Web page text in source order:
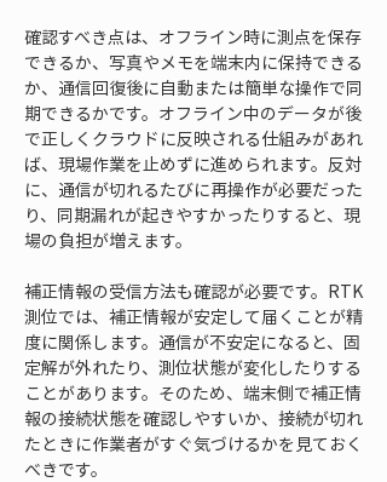
確認すべき点は、オフライン時に測点を保存
できるか、写真やメモを端末内に保持できる
か、通信回復後に自動または簡単な操作で同
期できるかです。オフライン中のデータが後
で正しくクラウドに反映される仕組みがあれ
ば、現場作業を止めずに進められます。反対
に、通信が切れるたびに再操作が必要だった
り、同期漏れが起きやすかったりすると、現
場の負担が増えます。
補正情報の受信方法も確認が必要です。RTK
測位では、補正情報が安定して届くことが精
度に関係します。通信が不安定になると、固
定解が外れたり、測位状態が変化したりする
ことがあります。そのため、端末側で補正情
報の接続状態を確認しやすいか、接続が切れ
たときに作業者がすぐ気づけるかを見ておく
べきです。